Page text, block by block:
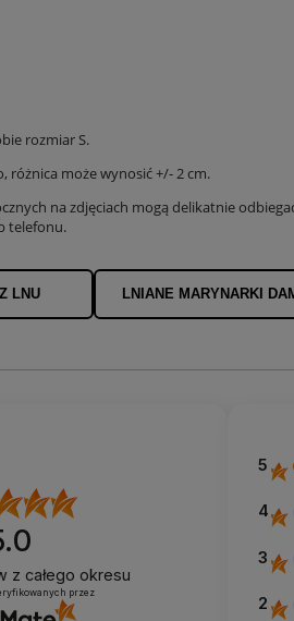
rozmiar S.
różnica może wynosić +/- 2 cm.
na zdjęciach mogą delikatnie
telefonu.
LNU LNIANE MARYNARKI
z całego okresu
przez
5
4
3
2